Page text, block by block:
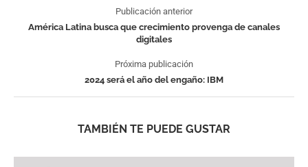
Publicación anterior
América Latina busca que crecimiento provenga de canales
digitales
Próxima publicación
2024 será el año del engaño: IBM
TAMBIÉN TE PUEDE GUSTAR